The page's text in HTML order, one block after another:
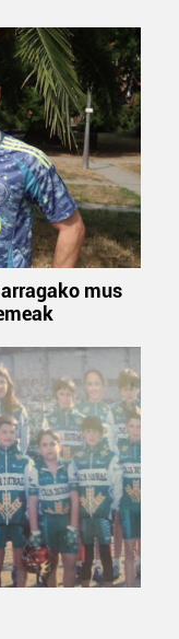
eta zertarako
eta beren
dira. Ikusi gure
helburutarako
nola egin
moduari
lehentasunak
ken dezakezu
cookie-
eta
teknologia hori
diguzu.Gehiago
mus